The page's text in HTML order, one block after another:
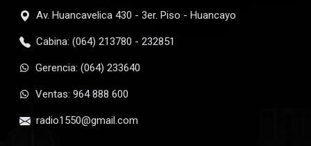
Av. Huancavelica 430 - 3er. Piso - Huancayo
Cabina: (064) 213780 - 232851
Gerencia: (064) 233640
Ventas: 964 888 600
radio1550@gmail.com